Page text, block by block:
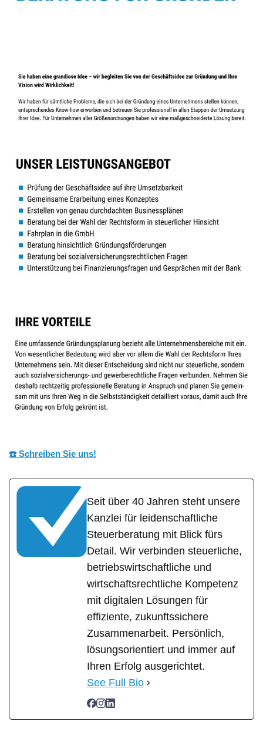
☎️ Schreiben Sie uns!
Seit über 40 Jahren steht unsere
Kanzlei für leidenschaftliche
Steuerberatung mit Blick fürs
Detail. Wir verbinden steuerliche,
betriebswirtschaftliche und
wirtschaftsrechtliche Kompetenz
mit digitalen Lösungen für
effiziente, zukunftssichere
Zusammenarbeit. Persönlich,
lösungsorientiert und immer auf
Ihren Erfolg ausgerichtet.
See Full Bio